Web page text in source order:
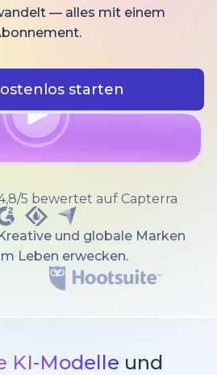
— alles mit einem
starten
5 bewertet auf Capterra
und globale Marken
Leben erwecken.
KI-Modelle und